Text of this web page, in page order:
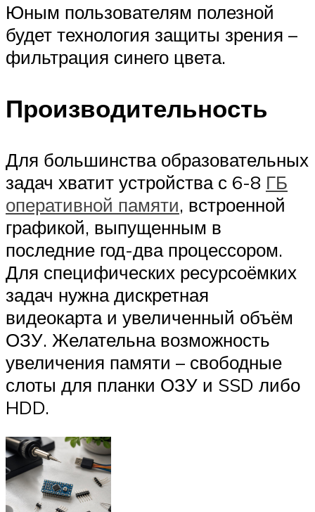
Юным пользователям полезной
будет технология защиты зрения –
фильтрация синего цвета.
Производительность
Для большинства образовательных
задач хватит устройства с 6-8 ГБ
оперативной памяти, встроенной
графикой, выпущенным в
последние год-два процессором.
Для специфических ресурсоёмких
задач нужна дискретная
видеокарта и увеличенный объём
ОЗУ. Желательна возможность
увеличения памяти – свободные
слоты для планки ОЗУ и SSD либо
HDD.